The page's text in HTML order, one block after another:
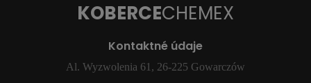
KOBERCECHEMEX
Kontaktné údaje
Al. Wyzwolenia 61, 26-225 Gowarczów